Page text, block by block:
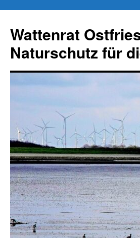
springen
Wattenrat
Naturschutz für